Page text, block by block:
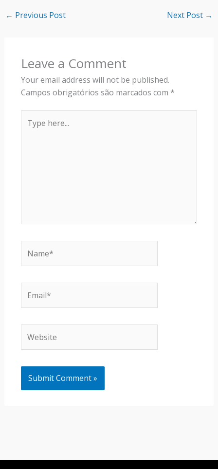
← Previous Post Next Post →
Leave a Comment
Your email address will not be published.
Campos obrigatórios são marcados com *
here...